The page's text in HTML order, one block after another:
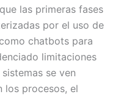
las primeras fases
por el uso de
chatbots para
limitaciones
se ven
los procesos, el